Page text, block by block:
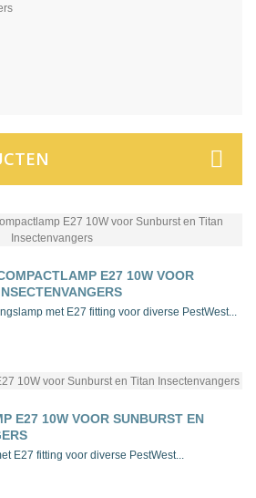
E27 10W VOOR
met E27 fitting voor diverse PestWest...
E27 10W VOOR SUNBURST EN
E27 fitting voor diverse PestWest...